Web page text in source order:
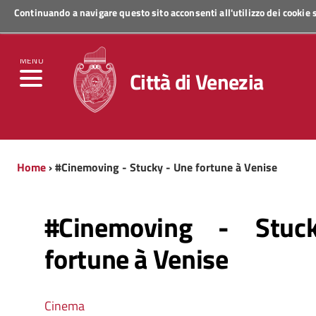
Continuando a navigare questo sito acconsenti all'utilizzo dei
MENU
Regione Veneto
Città di Venezia
Home› #Cinemoving - Stucky - Une fortune à Venise
#Cinemoving -
fortune à Venise
Cinema